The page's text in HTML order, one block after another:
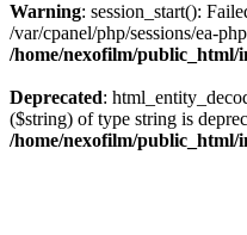
Warning: session_start():
/var/cpanel/php/sessions/ea-
/home/nexofilm/public_html/
Deprecated:
($string) of type string is
/home/nexofilm/public_html/